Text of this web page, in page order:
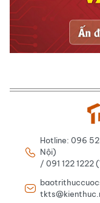
Hotline: 096
Nội)
/ 091 122 1222